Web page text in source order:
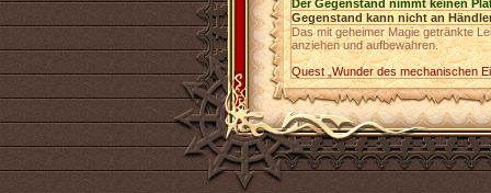
Der Gegenstand nimmt keinen
Gegenstand kann nicht an
Das mit geheimer Magie getränkte
anziehen und aufbewahren.
Quest „Wunder des mechanischen